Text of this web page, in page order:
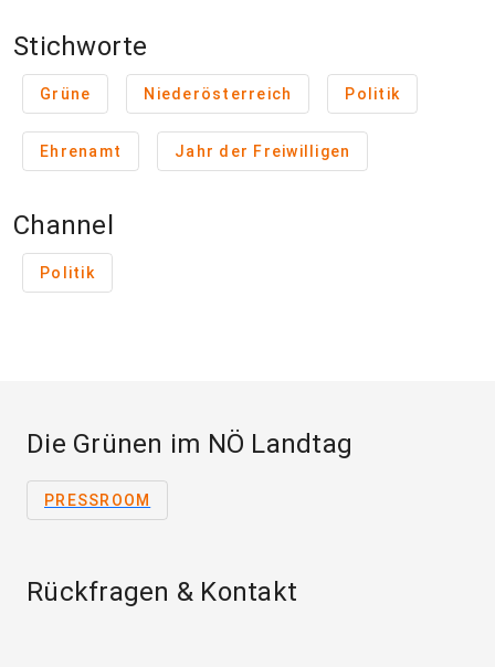
Stichworte
Grüne Niederösterreich Politik
Ehrenamt Jahr der Freiwilligen
Channel
Politik
Die Grünen im NÖ Landtag
PRESSROOM
Rückfragen & Kontakt